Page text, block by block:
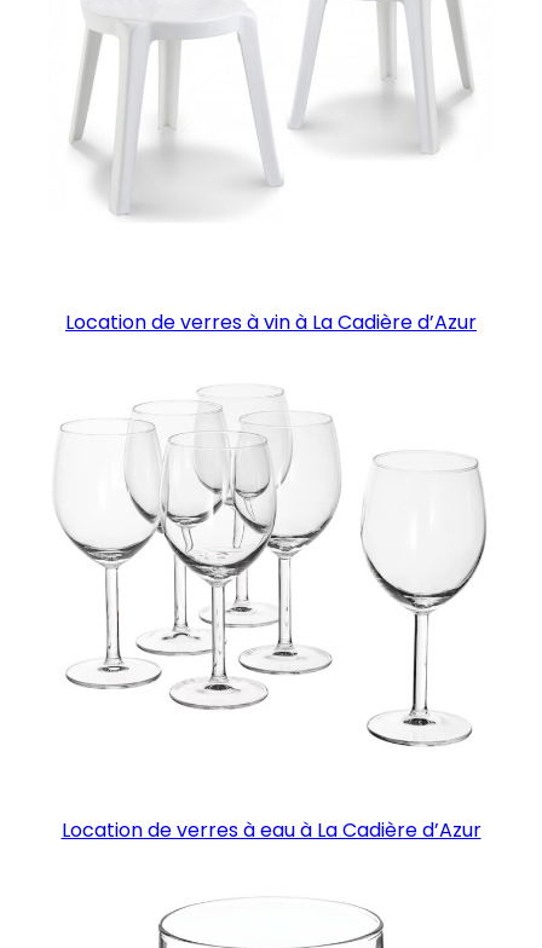
Location de verres à vin à La Cadière d’Azur
Location de verres à eau à La Cadière d’Azur